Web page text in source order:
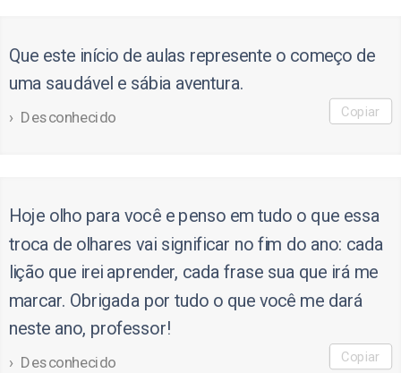
Que este início de aulas represente o começo de
uma saudável e sábia aventura.
Desconhecido Copiar
Hoje olho para você e penso em tudo o que essa
troca de olhares vai significar no fim do ano: cada
lição que irei aprender, cada frase sua que irá me
marcar. Obrigada por tudo o que você me dará
neste ano, professor!
Desconhecido Copiar